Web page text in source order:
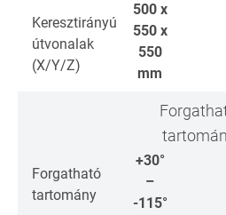
Keresztirányú
útvonalak
(X/Y/Z)
500 x
550 x
550
mm
Forgatható
tartomány
+30°
–
-115°